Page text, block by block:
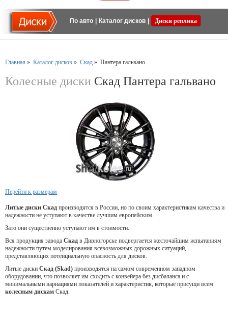
По авто Каталог дисков Диски реплика
Главная » Каталог дисков » Скад » Пантера гальвано
Колесные диски Скад Пантера гальвано
Перейти к размерам
Литые диски Скад производятся в России, но по своим характеристикам качества и
надежности не уступают в качестве лучшим европейским.
Зато они существенно уступают им в стоимости.
Вся продукция завода Скад в Дивногорске подвергается жесточайшим испытаниям
надежности путем моделирования всевозможных дорожных ситуаций,
представляющих потенциальную опасность для дисков.
Литые диски Скад (Skad) производятся на самом современном западном
оборудовании, что позволяет им сходить с конвейера без дисбаланса и с
минимальными вариациями показателей и характеристик, которые присущи всем
колесным дискам Скад.